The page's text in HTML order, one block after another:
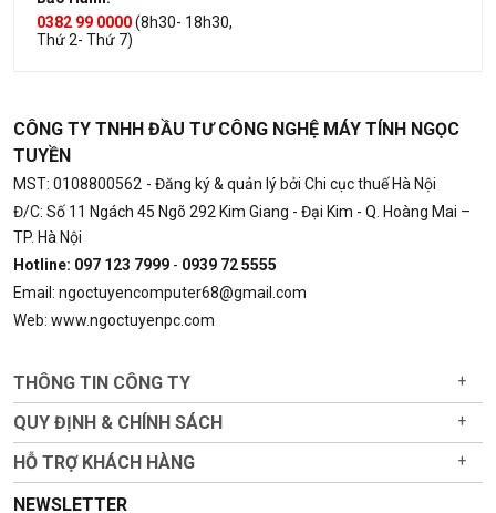
0382 99 0000(8h30- 18h30,
Thứ 2- Thứ 7)
CÔNG TY TNHH ĐẦU TƯ CÔNG NGHỆ MÁY TÍNH NGỌC
TUYỀN
MST: 0108800562 - Đăng ký & quản lý bởi Chi cục thuế Hà Nội
Đ/C: Số 11 Ngách 45 Ngõ 292 Kim Giang - Đại Kim - Q. Hoàng Mai –
TP. Hà Nội
Hotline: 097 123 7999 - 0939 72 5555
Email: ngoctuyencomputer68@gmail.com
Web: www.ngoctuyenpc.com
THÔNG TIN CÔNG TY +
QUY ĐỊNH & CHÍNH SÁCH +
HỖ TRỢ KHÁCH HÀNG +
NEWSLETTER